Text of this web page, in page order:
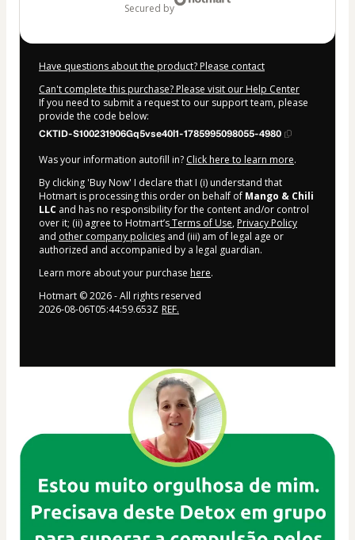
secured by
Have questions about the product? Please contact
Can't complete this purchase? Please visit our Help Center
If you need to submit a request to our support team, please
provide the code below:
CKTID-S100231906Gq5vse40l1-1785995098055-4980
Was your information autofill in? Click here to learn more.
By clicking 'Buy Now' I declare that I (i) understand that
Hotmart is processing this order on behalf of Mango & Chili
LLC and has no responsibility for the content and/or control
over it; (ii) agree to Hotmart’sTerms of Use, Privacy Policy
and other company policies and (iii) am of legal age or
authorized and accompanied by a legal guardian.
Learn more about your purchase here.
Hotmart ©2026- All rights reserved
2026-08-06T05:44:59.653Z REF.